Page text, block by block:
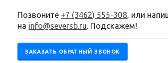
Позвоните +7 (3462) 555-308, или
на info@seversb.ru. Подскажем!
ЗАКАЗАТЬ ОБРАТНЫЙ ЗВОНОК